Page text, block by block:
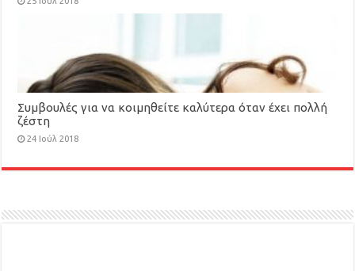
Συμβουλές για να κοιμηθείτε καλύτερα όταν έχει πολλή
ζέστη
24 Ιούλ 2018